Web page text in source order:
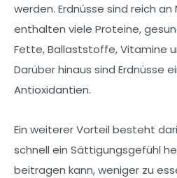
werden. Erdnüsse sind reich
enthalten viele Proteine,
Fette, Ballaststoffe, Vitamine
Darüber hinaus sind Erdnüsse
Antioxidantien.
Ein weiterer Vorteil besteht
schnell ein Sättigungsgefühl
beitragen kann, weniger zu